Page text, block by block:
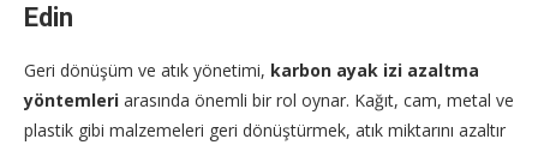
Edin
Geri dönüşüm ve atık yönetimi, karbon ayak izi azaltma
yöntemleri arasında önemli bir rol oynar. Kağıt, cam, metal ve
plastik gibi malzemeleri geri dönüştürmek, atık miktarını azaltır